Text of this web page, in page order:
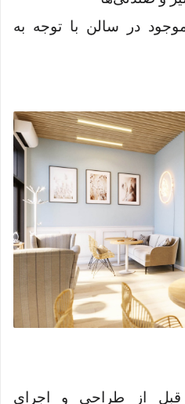
در سالن با توجه به
از طراحی و اجرای